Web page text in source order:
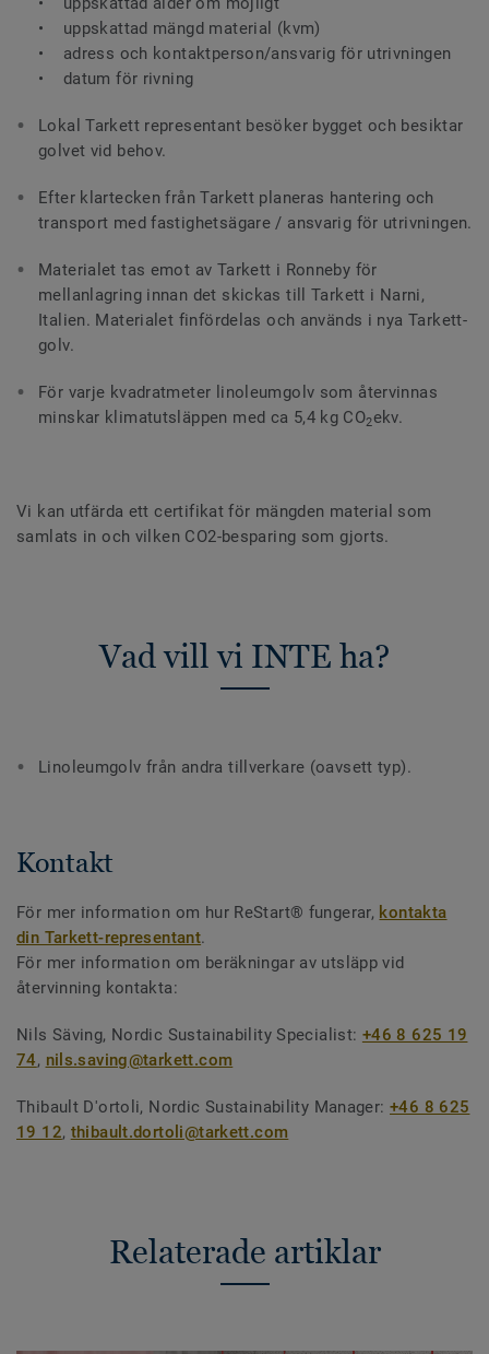
• uppskattad mängd material (kvm)
• adress och kontaktperson/ansvarig för utrivningen
• datum för rivning
Lokal Tarkett representant besöker bygget och besiktar
golvet vid behov.
Efter klartecken från Tarkett planeras hantering och
transport med fastighetsägare / ansvarig för utrivningen.
Materialet tas emot av Tarkett i Ronneby för
mellanlagring innan det skickas till Tarkett i Narni,
Italien. Materialet finfördelas och används i nya Tarkett-
golv.
För varje kvadratmeter linoleumgolv som återvinnas
minskar klimatutsläppen med ca 5,4 kg CO2ekv.
Vi kan utfärda ett certifikat för mängden material som
samlats in och vilken CO2-besparing som gjorts.
Vad vill vi INTE ha?
Linoleumgolv från andra tillverkare (oavsett typ).
Kontakt
För mer information om hur ReStart® fungerar, kontakta
din Tarkett-representant.
För mer information om beräkningar av utsläpp vid
återvinning kontakta:
Nils Säving, Nordic Sustainability Specialist: +46 8 625 19
74, nils.saving@tarkett.com
Thibault D'ortoli, Nordic Sustainability Manager: +46 8 625
19 12, thibault.dortoli@tarkett.com
Relaterade artiklar